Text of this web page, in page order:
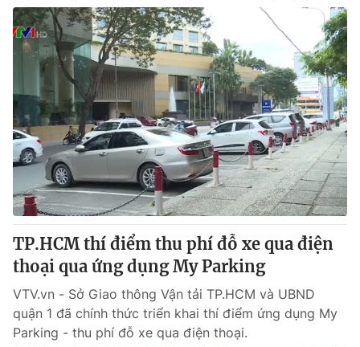
TP.HCM thí điểm thu phí đỗ xe qua điện
thoại qua ứng dụng My Parking
VTV.vn - Sở Giao thông Vận tải TP.HCM và UBND
quận 1 đã chính thức triển khai thí điểm ứng dụng My
Parking - thu phí đỗ xe qua điện thoại.